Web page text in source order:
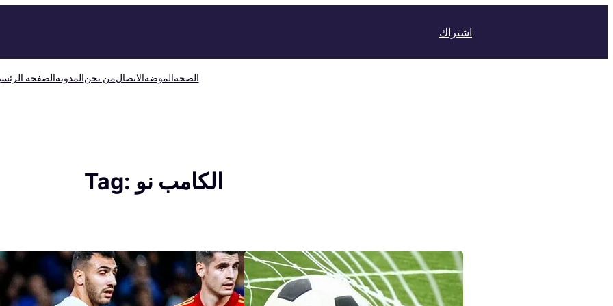
اشتراك
الصفحةالمدونةمن نحنالاتصالالموضةالصحة
Tag: الكامب نو